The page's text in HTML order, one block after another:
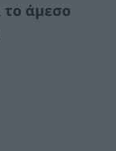
το άμεσο